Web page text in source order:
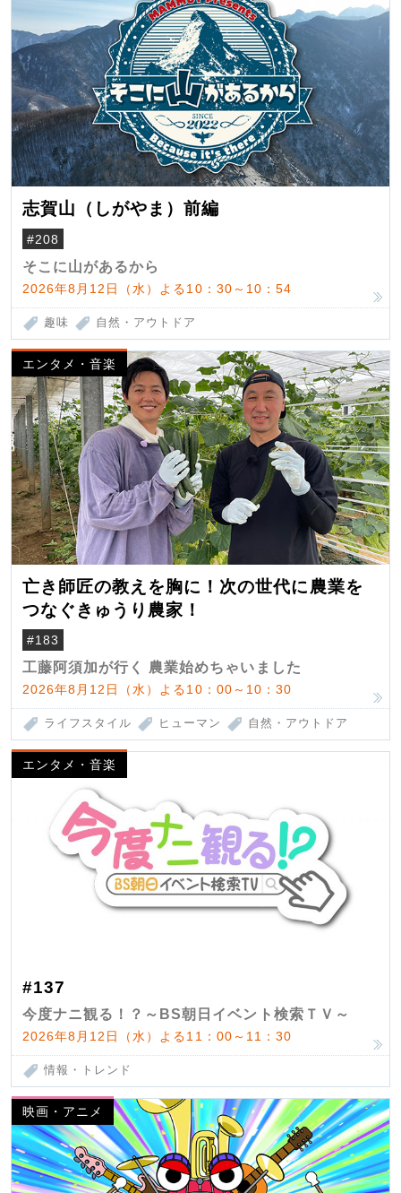
志賀山（しがやま）前編
#208
そこに山があるから
2026年8月12日（水）よる10：30～10：54
趣味 自然・アウトドア
エンタメ・音楽
亡き師匠の教えを胸に！次の世代に農業を
つなぐきゅうり農家！
#183
工藤阿須加が行く 農業始めちゃいました
2026年8月12日（水）よる10：00～10：30
ライフスタイル ヒューマン 自然・アウトドア
エンタメ・音楽
#137
今度ナニ観る！？～BS朝日イベント検索ＴＶ～
2026年8月12日（水）よる11：00～11：30
情報・トレンド
映画・アニメ